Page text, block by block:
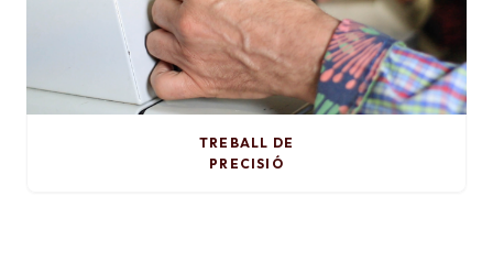
TREBALL DE
PRECISIÓ